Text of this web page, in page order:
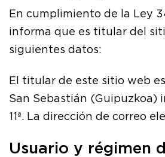
En cumplimiento de la Ley
informa que es titular del
siguientes datos:
El titular de este sitio web
San Sebastián (Guipuzkoa)
11ª. La dirección de correo
Usuario y régimen